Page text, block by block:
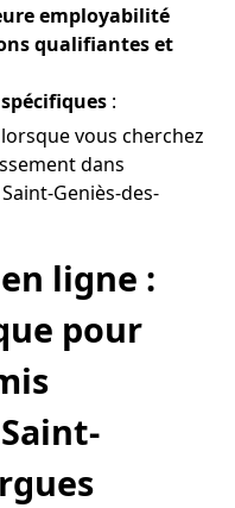
employabilité
qualifiantes et
:
vous cherchez
dans
Geniès-des-
ligne :
pour